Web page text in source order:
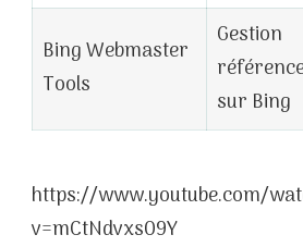
Bing Webmaster
Tools
Gestion
sur Bing
https://www.youtube.com/
v=mCtNdvxs09Y